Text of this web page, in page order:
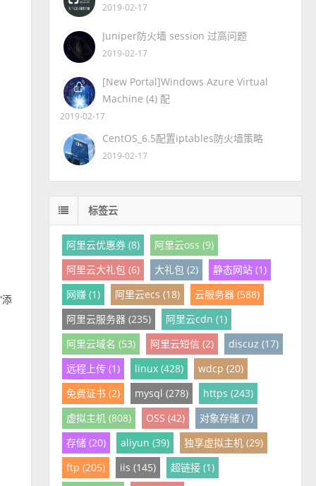
添
2019-02-17
Juniper防火墙 session 过高问题
2019-02-17
[New Portal]Windows Azure Virtual
Machine (4) 配
2019-02-17
CentOS_6.5配置iptables防火墙策略
2019-02-17
标签云
阿里云优惠券 (8)
阿里云oss (9)
阿里云大礼包 (6)
大礼包 (2)
静态网站 (1)
网赚 (1)
阿里云ecs (18)
云服务器 (588)
阿里云服务器 (235)
阿里云cdn (1)
阿里云域名 (53)
阿里云短信 (2)
discuz (17)
远程上传 (1)
linux (428)
wdcp (20)
免费证书 (2)
mysql (278)
https (243)
虚拟主机 (808)
OSS (42)
对象存储 (7)
存储 (20)
aliyun (39)
独享虚拟主机 (29)
ftp (205)
iis (145)
超链接 (1)